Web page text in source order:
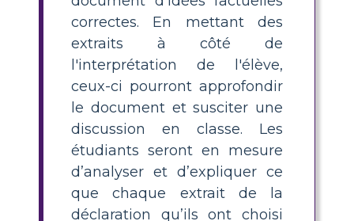
correctes. En mettant des
extraits à côté de
l'interprétation de l'élève,
ceux-ci pourront approfondir
le document et susciter une
discussion en classe. Les
étudiants seront en mesure
d’analyser et d’expliquer ce
que chaque extrait de la
déclaration qu’ils ont choisi